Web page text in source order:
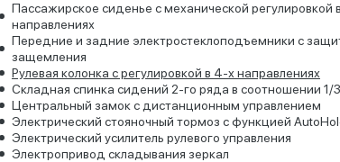
Пассажирское сиденье с механической регулировкой
направлениях
Передние и задние электростеклоподъемники с
защемления
Рулевая колонка с регулировкой в 4-х направлениях
Складная спинка сидений 2-го ряда в соотношении 1/
Центральный замок с дистанционным управлением
Электрический стояночный тормоз с функцией
Электрический усилитель рулевого управления
Электропривод складывания зеркал